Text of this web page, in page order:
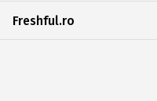
Freshful.ro